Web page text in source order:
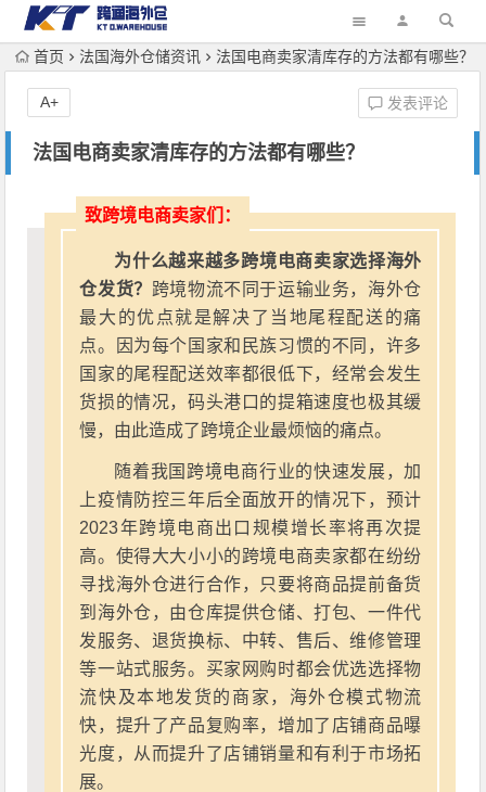
首页 法国海外仓储资讯 法国电商卖家清库存的方法都有哪些？
法国电商卖家清库存的方法都有哪些？
发表评论
A+
致跨境电商卖家们：
为什么越来越多跨境电商卖家选择海外
仓发货？ 跨境物流不同于运输业务，海外仓
最大的优点就是解决了当地尾程配送的痛
点。因为每个国家和民族习惯的不同，许多
国家的尾程配送效率都很低下，经常会发生
货损的情况，码头港口的提箱速度也极其缓
慢，由此造成了跨境企业最烦恼的痛点。
随着我国跨境电商行业的快速发展，加
上疫情防控三年后全面放开的情况下，预计
2023年跨境电商出口规模增长率将再次提
高。使得大大小小的跨境电商卖家都在纷纷
寻找海外仓进行合作，只要将商品提前备货
到海外仓，由仓库提供仓储、打包、一件代
发服务、退货换标、中转、售后、维修管理
等一站式服务。买家网购时都会优选选择物
流快及本地发货的商家，海外仓模式物流
快，提升了产品复购率，增加了店铺商品曝
光度，从而提升了店铺销量和有利于市场拓
展。